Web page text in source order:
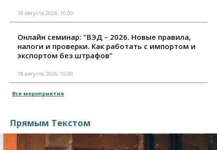
18 августа 2026, 10:00
Онлайн семинар: "ВЭД – 2026. Новые правила,
налоги и проверки. Как работать с импортом и
экспортом без штрафов"
18 августа 2026, 15:00
Все мероприятия
Прямым Текстом